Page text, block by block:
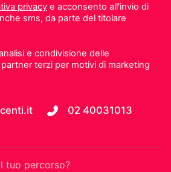
privacye acconsento all'invio di
sms, da parte del titolare
e condivisione delle
terzi per motivi di marketing
02 40031013
tuo percorso?